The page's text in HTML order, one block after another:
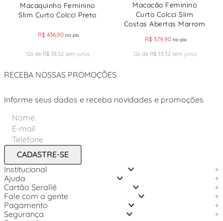
Macaquinho Feminino
Slim Curto Colcci Preto
R$ 43690 no pix
12x de R$ 38,32sem juros
Macacão Feminino
Curto Colcci Slim
Costas Abertas Marrom
R$ 379,90no pix
12x de R$ 33,32sem juros
RECEBA NOSSAS PROMOÇÕES
Informe seus dados e receba novidades e promoções
CADASTRE-SE
Institucional
+
Ajuda
+
Cartão Serallê
+
Fale com a gente
+
Pagamento
+
Segurança
+